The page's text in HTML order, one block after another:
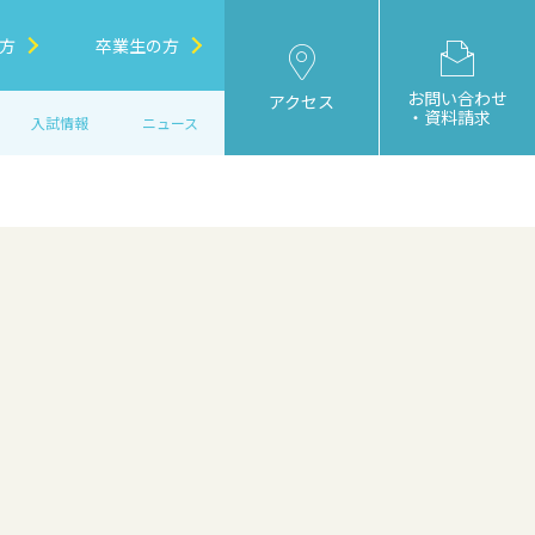
卒業生の方
入試情報 ニュース
アクセス
お問い合わせ
・資料請求